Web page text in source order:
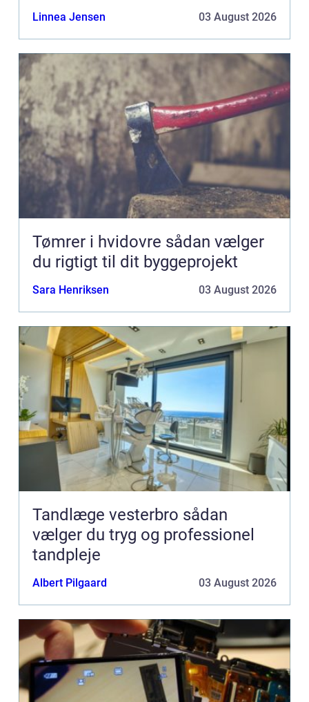
Linnea Jensen 03 August 2026
Tømrer i hvidovre sådan vælger
du rigtigt til dit byggeprojekt
Sara Henriksen 03 August 2026
Tandlæge vesterbro sådan
vælger du tryg og professionel
tandpleje
Albert Pilgaard 03 August 2026